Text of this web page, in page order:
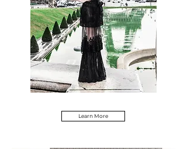
Learn More